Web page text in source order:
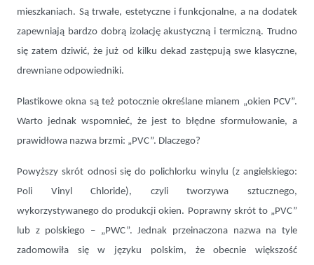
mieszkaniach. Są trwałe, estetyczne i funkcjonalne, a na dodatek
zapewniają bardzo dobrą izolację akustyczną i termiczną. Trudno
się zatem dziwić, że już od kilku dekad zastępują swe klasyczne,
drewniane odpowiedniki.
Plastikowe okna są też potocznie określane mianem „okien PCV”.
Warto jednak wspomnieć, że jest to błędne sformułowanie, a
prawidłowa nazwa brzmi: „PVC”. Dlaczego?
Powyższy skrót odnosi się do polichlorku winylu (z angielskiego:
Poli Vinyl Chloride), czyli tworzywa sztucznego,
wykorzystywanego do produkcji okien. Poprawny skrót to „PVC”
lub z polskiego – „PWC”. Jednak przeinaczona nazwa na tyle
zadomowiła się w języku polskim, że obecnie większość